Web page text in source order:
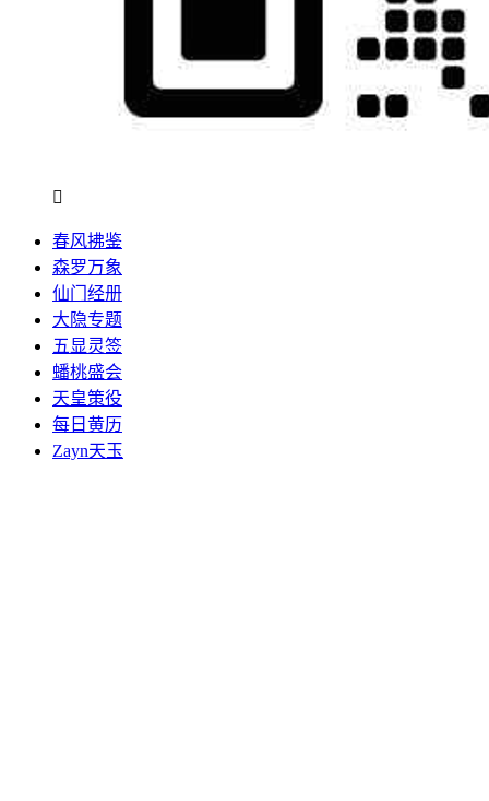

春风拂鉴
森罗万象
仙门经册
大隐专题
五显灵签
蟠桃盛会
天皇策役
每日黄历
Zayn天玉